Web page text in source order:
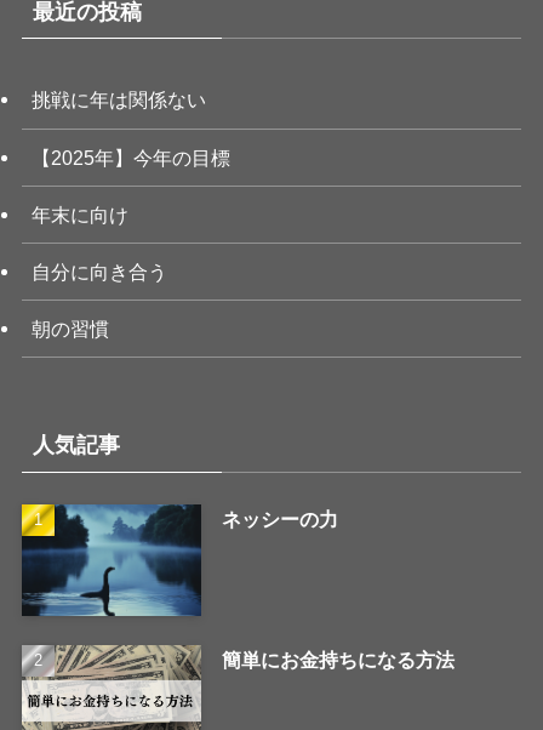
最近の投稿
挑戦に年は関係ない
【2025年】今年の目標
年末に向け
自分に向き合う
朝の習慣
人気記事
ネッシーの力
簡単にお金持ちになる方法